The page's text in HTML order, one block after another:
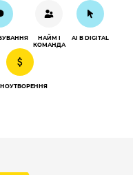
НАЙМ І
КОМАНДА
AI В DIGITAL